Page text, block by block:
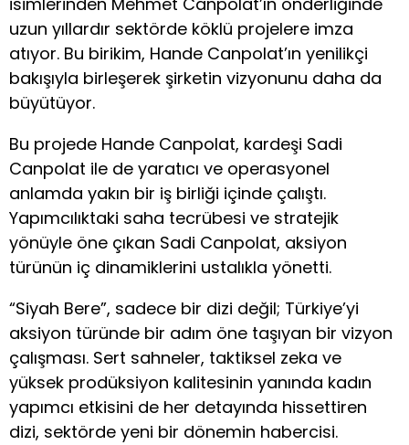
uzun yıllardır sektörde köklü projelere imza
atıyor. Bu birikim, Hande Canpolat’ın yenilikçi
bakışıyla birleşerek şirketin vizyonunu daha da
büyütüyor.
Bu projede Hande Canpolat, kardeşi Sadi
Canpolat ile de yaratıcı ve operasyonel
anlamda yakın bir iş birliği içinde çalıştı.
Yapımcılıktaki saha tecrübesi ve stratejik
yönüyle öne çıkan Sadi Canpolat, aksiyon
türünün iç dinamiklerini ustalıkla yönetti.
“Siyah Bere”, sadece bir dizi değil; Türkiye’yi
aksiyon türünde bir adım öne taşıyan bir vizyon
çalışması. Sert sahneler, taktiksel zeka ve
yüksek prodüksiyon kalitesinin yanında kadın
yapımcı etkisini de her detayında hissettiren
dizi, sektörde yeni bir dönemin habercisi.